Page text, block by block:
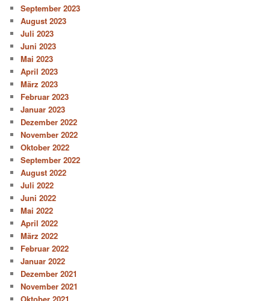
September 2023
August 2023
Juli 2023
Juni 2023
Mai 2023
April 2023
März 2023
Februar 2023
Januar 2023
Dezember 2022
November 2022
Oktober 2022
September 2022
August 2022
Juli 2022
Juni 2022
Mai 2022
April 2022
März 2022
Februar 2022
Januar 2022
Dezember 2021
November 2021